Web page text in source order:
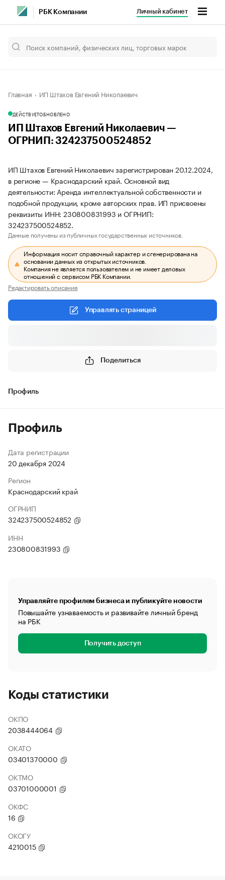
РБК Компании Личный кабинет
Главная ИП Штахов Евгений Николаевич
ДЕЙСТВУЕТОБНОВЛЕНО
ИП Штахов Евгений Николаевич —
ОГРНИП: 324237500524852
ИП Штахов Евгений Николаевич зарегистрирован 20.12.2024,
в регионе — Краснодарский край. Основной вид
деятельности: Аренда интеллектуальной собственности и
подобной продукции, кроме авторских прав. ИП присвоены
реквизиты ИНН: 230800831993 и ОГРНИП:
324237500524852.
Данные получены из публичных государственных источников.
Информация носит справочный характер и сгенерирована на
основании данных из открытых источников.
Компания не является пользователем и не имеет деловых
отношений с сервисом РБК Компании.
Редактировать описание
Управлять страницей
Поделиться
Профиль
Профиль
Дата регистрации
20 декабря 2024
Регион
Краснодарский край
ОГРНИП
324237500524852
ИНН
230800831993
Управляйте профилем бизнеса и публикуйте новости
Повышайте узнаваемость и развивайте личный бренд
на РБК
Получить доступ
Коды статистики
ОКПО
2038444064
ОКАТО
03401370000
ОКТМО
03701000001
ОКФС
16
ОКОГУ
4210015